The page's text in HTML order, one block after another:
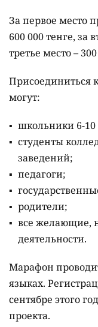
За первое место
600 000 тенге, за
третье место –
Присоединиться
могут:
школьники 6-10
студенты
заведений;
педагоги;
родители;
все желающие,
деятельности.
Марафон
языках.
сентябре этого
проекта.